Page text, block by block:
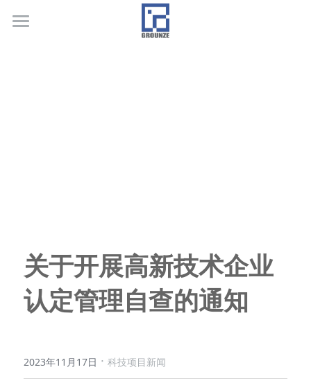
关于开展高新技术企业
认定管理自查的通知
2023年11月17日 · 科技项目新闻